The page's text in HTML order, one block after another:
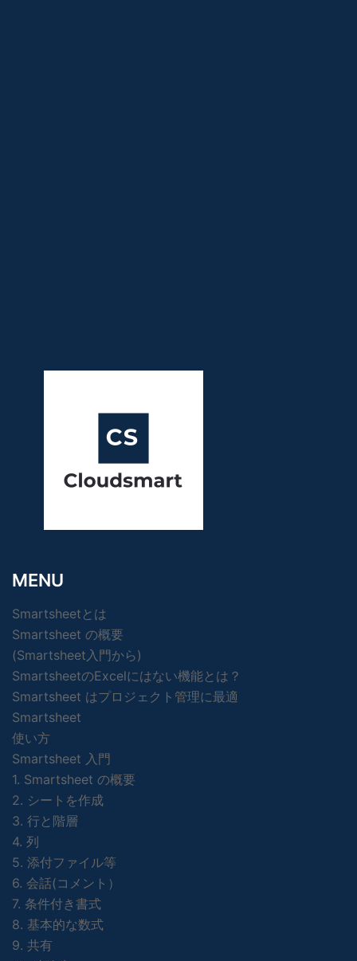
MENU
Smartsheetとは
Smartsheet の概要
(Smartsheet入門から)
SmartsheetのExcelにはない機能とは？
Smartsheet はプロジェクト管理に最適
Smartsheet
使い方
Smartsheet 入門
1. Smartsheet の概要
2. シートを作成
3. 行と階層
4. 列
5. 添付ファイル等
6. 会話(コメント）
7. 条件付き書式
8. 基本的な数式
9. 共有